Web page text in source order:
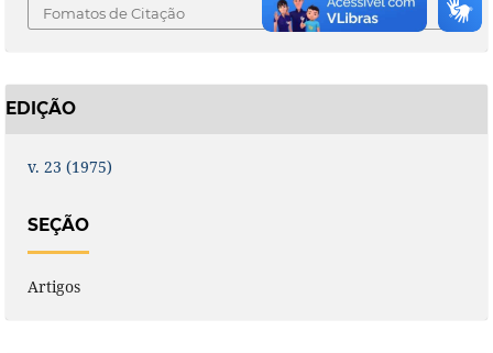
Fomatos de Citação
EDIÇÃO
v. 23 (1975)
SEÇÃO
Artigos